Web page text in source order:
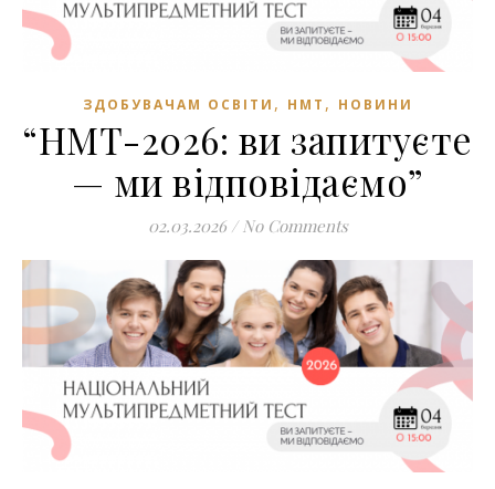
ЗДОБУВАЧАМ ОСВІТИ , НМТ , НОВИНИ
“НМТ-2026: ви запитуєте
— ми відповідаємо”
02.03.2026 / No Comments